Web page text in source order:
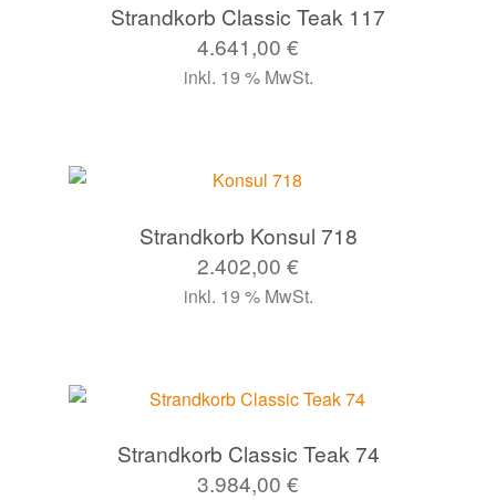
Strandkorb Classic Teak 117
4.641,00 €
inkl. 19 % MwSt.
Strandkorb Konsul 718
2.402,00 €
inkl. 19 % MwSt.
Strandkorb Classic Teak 74
3.984,00 €